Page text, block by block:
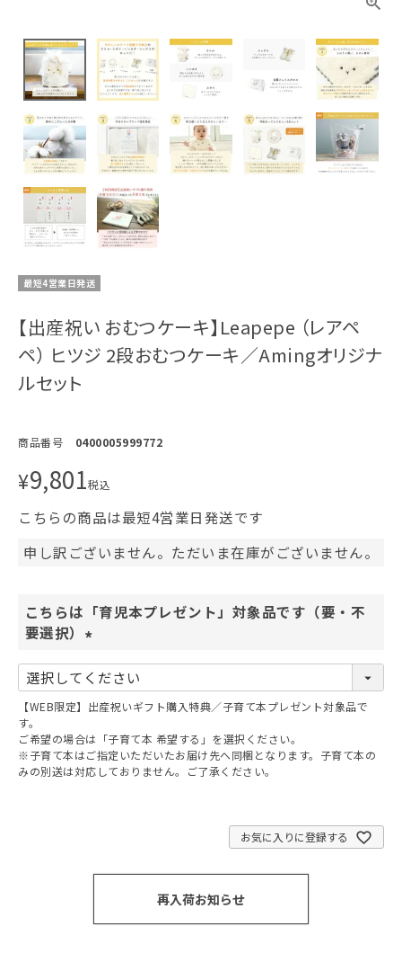
最短4営業日発送
【出産祝い おむつケーキ】Leapepe （レアペ
ペ） ヒツジ 2段おむつケーキ／Amingオリジナ
ルセット
商品番号 0400005999772
¥9,801税込
こちらの商品は最短4営業日発送です
申し訳ございません。ただいま在庫がございません。
こちらは「育児本プレゼント」対象品です（要・不
要選択）
(
必
須
【WEB限定】出産祝いギフト購入特典／子育て本プレゼント対象品で
す。
ご希望の場合は「子育て本 希望する」を選択ください。
※子育て本はご指定いただいたお届け先へ同梱となります。子育て本の
みの別送は対応しておりません。ご了承ください。
お気に入りに登録する
再入荷お知らせ